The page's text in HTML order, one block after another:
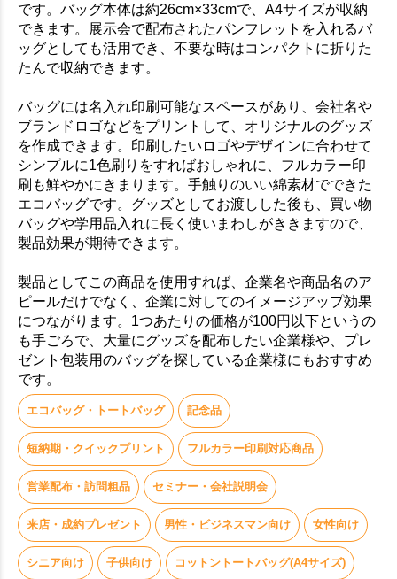
です。バッグ本体は約26cm×33cmで、A4サイズが収納
できます。展示会で配布されたパンフレットを入れるバ
ッグとしても活用でき、不要な時はコンパクトに折りた
たんで収納できます。
バッグには名入れ印刷可能なスペースがあり、会社名や
ブランドロゴなどをプリントして、オリジナルのグッズ
を作成できます。印刷したいロゴやデザインに合わせて
シンプルに1色刷りをすればおしゃれに、フルカラー印
刷も鮮やかにきまります。手触りのいい綿素材でできた
エコバッグです。グッズとしてお渡しした後も、買い物
バッグや学用品入れに長く使いまわしがききますので、
製品効果が期待できます。
製品としてこの商品を使用すれば、企業名や商品名のア
ピールだけでなく、企業に対してのイメージアップ効果
につながります。1つあたりの価格が100円以下というの
も手ごろで、大量にグッズを配布したい企業様や、プレ
ゼント包装用のバッグを探している企業様にもおすすめ
です。
エコバッグ・トートバッグ 記念品
短納期・クイックプリント フルカラー印刷対応商品
営業配布・訪問粗品 セミナー・会社説明会
来店・成約プレゼント 男性・ビジネスマン向け 女性向け
シニア向け 子供向け コットントートバッグ(A4サイズ)